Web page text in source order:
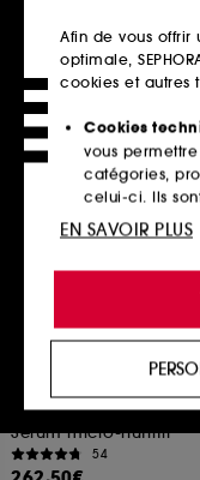
Ajouter au
Dior Prestige La
de Rose Activated
Sérum micro-nutritif
54
Afin de vous offrir
optimale,
cookies et autres
Cookies
vous
catégories,
celui-ci. Ils
technique du
de vous offrir
personnalisée
produits, des
proposer des
votre profil.
Cookies
utilisés pour
EN SAVOIR PLUS